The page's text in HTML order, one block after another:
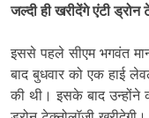
जल्दी ही खरीदेंगे एंटी ड्रोन
इससे पहले सीएम भगवंत
बाद बुधवार को एक हाई
की थी। इसके बाद उन्होंने